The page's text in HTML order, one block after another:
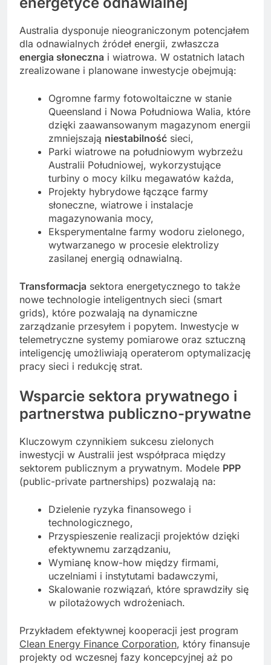
Australia dysponuje nieograniczonym potencjałem
dla odnawialnych źródeł energii, zwłaszcza
energia słoneczna i wiatrowa. W ostatnich latach
zrealizowane i planowane inwestycje obejmują:
Ogromne farmy fotowoltaiczne w stanie
Queensland i Nowa Południowa Walia, które
dzięki zaawansowanym magazynom energii
zmniejszają niestabilność sieci,
Parki wiatrowe na południowym wybrzeżu
Australii Południowej, wykorzystujące
turbiny o mocy kilku megawatów każda,
Projekty hybrydowe łączące farmy
słoneczne, wiatrowe i instalacje
magazynowania mocy,
Eksperymentalne farmy wodoru zielonego,
wytwarzanego w procesie elektrolizy
zasilanej energią odnawialną.
Transformacja sektora energetycznego to także
nowe technologie inteligentnych sieci (smart
grids), które pozwalają na dynamiczne
zarządzanie przesyłem i popytem. Inwestycje w
telemetryczne systemy pomiarowe oraz sztuczną
inteligencję umożliwiają operaterom optymalizację
pracy sieci i redukcję strat.
Wsparcie sektora prywatnego i
partnerstwa publiczno-prywatne
Kluczowym czynnikiem sukcesu zielonych
inwestycji w Australii jest współpraca między
sektorem publicznym a prywatnym. Modele PPP
(public-private partnerships) pozwalają na:
Dzielenie ryzyka finansowego i
technologicznego,
Przyspieszenie realizacji projektów dzięki
efektywnemu zarządzaniu,
Wymianę know-how między firmami,
uczelniami i instytutami badawczymi,
Skalowanie rozwiązań, które sprawdziły się
w pilotażowych wdrożeniach.
Przykładem efektywnej kooperacji jest program
Clean Energy Finance Corporation, który finansuje
projekty od wczesnej fazy koncepcyjnej aż po